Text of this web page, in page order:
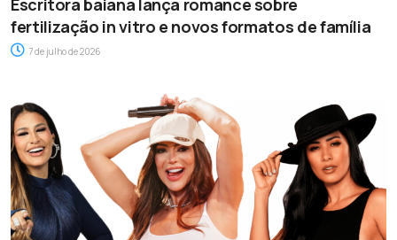
Escritora baiana lança romance sobre
fertilização in vitro e novos formatos de família
7 de julho de 2026